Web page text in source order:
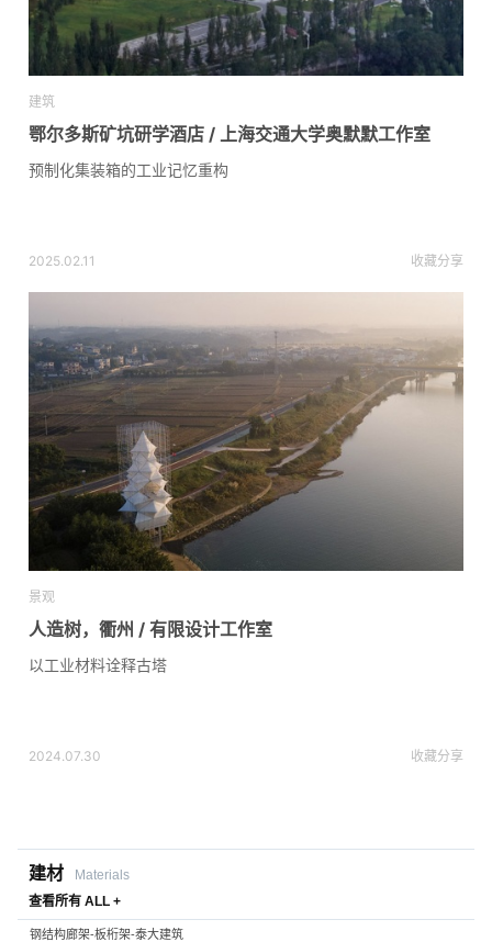
建筑
鄂尔多斯矿坑研学酒店 / 上海交通大学奥默默工作室
预制化集装箱的工业记忆重构
2025.02.11 收藏分享
景观
人造树，衢州 / 有限设计工作室
以工业材料诠释古塔
2024.07.30 收藏分享
建材
Materials
查看所有 ALL +
钢结构廊架-板桁架-泰大建筑